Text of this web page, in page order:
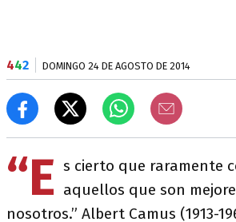
442 DOMINGO 24 DE AGOSTO DE 2014
“E s cierto que raramente
aquellos que son
nosotros.” Albert Camus (1913-